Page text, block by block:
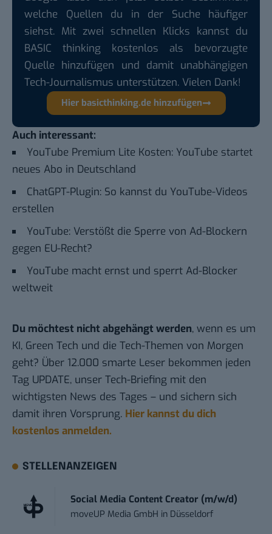
welche Quellen du in der Suche häufiger
siehst. Mit zwei schnellen Klicks kannst du
BASIC thinking kostenlos als bevorzugte
Quelle hinzufügen und damit unabhängigen
Tech-Journalismus unterstützen. Vielen Dank!
Hier basicthinking.de hinzufügen
Auch interessant:
YouTube Premium Lite Kosten: YouTube startet
neues Abo in Deutschland
ChatGPT-Plugin: So kannst du YouTube-Videos
erstellen
YouTube: Verstößt die Sperre von Ad-Blockern
gegen EU-Recht?
YouTube macht ernst und sperrt Ad-Blocker
weltweit
Du möchtest nicht abgehängt werden, wenn es um
KI, Green Tech und die Tech-Themen von Morgen
geht? Über 12.000 smarte Leser bekommen jeden
Tag UPDATE, unser Tech-Briefing mit den
wichtigsten News des Tages – und sichern sich
damit ihren Vorsprung. Hier kannst du dich
kostenlos anmelden.
STELLENANZEIGEN
Social Media Content Creator (m/w/d)
moveUP Media GmbH in Düsseldorf